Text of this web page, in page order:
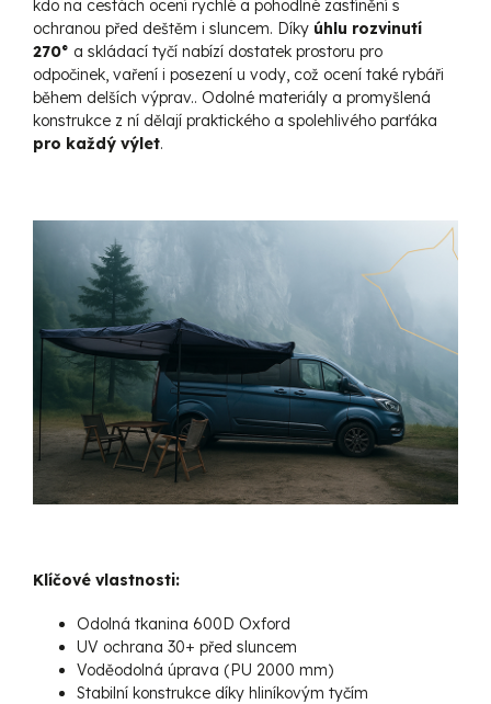
kdo na cestách ocení rychlé a pohodlné zastínění s
ochranou před deštěm i sluncem. Díky úhlu rozvinutí
270° a skládací tyčí nabízí dostatek prostoru pro
odpočinek, vaření i posezení u vody, což ocení také rybáři
během delších výprav.. Odolné materiály a promyšlená
konstrukce z ní dělají praktického a spolehlivého parťáka
pro každý výlet.
Klíčové vlastnosti:
Odolná tkanina 600D Oxford
UV ochrana 30+ před sluncem
Voděodolná úprava (PU 2000 mm)
Stabilní konstrukce díky hliníkovým tyčím